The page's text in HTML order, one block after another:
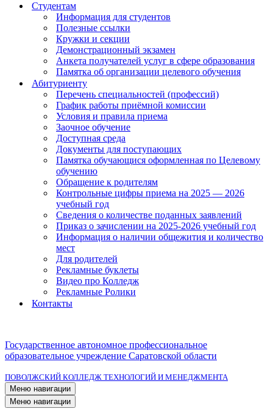
Студентам
Информация для студентов
Полезные ссылки
Кружки и секции
Демонстрационный экзамен
Анкета получателей услуг в сфере образования
Памятка об организации целевого обучения
Абитуриенту
Перечень специальностей (профессий)
График работы приёмной комиссии
Условия и правила приема
Заочное обучение
Доступная среда
Документы для поступающих
Памятка обучающися оформленная по Целевому
обучению
Обращение к родителям
Контрольные цифры приема на 2025 — 2026
учебный год
Сведения о количестве поданных заявлений
Приказ о зачислении на 2025-2026 учебный год
Информация о наличии общежития и количество
мест
Для родителей
Рекламные буклеты
Видео про Колледж
Рекламные Ролики
Контакты
Государственное автономное профессиональное
образовательное учреждение Саратовской области
ПОВОЛЖСКИЙ КОЛЛЕДЖ ТЕХНОЛОГИЙ И МЕНЕДЖМЕНТА
Меню навигации
Меню навигации